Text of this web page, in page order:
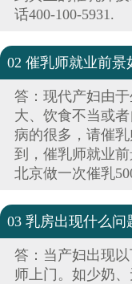
话400-100-5931.
02 催乳师就业前景
答：现代产妇由
大、饮食不当或
病的很多，请催
到，催乳师就业前
北京做一次催乳
03 乳房出现什么问
答：当产妇出现
师上门。如少奶